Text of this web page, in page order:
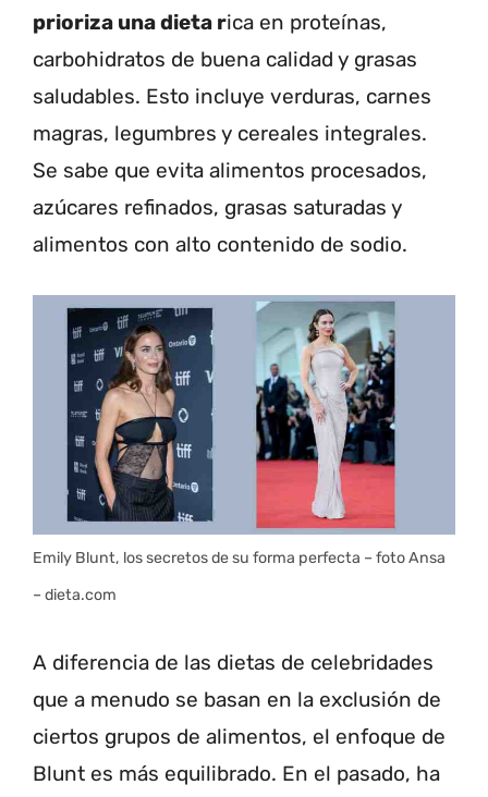
prioriza una dieta rica en proteínas,
carbohidratos de buena calidad y grasas
saludables. Esto incluye verduras, carnes
magras, legumbres y cereales integrales.
Se sabe que evita alimentos procesados,
azúcares refinados, grasas saturadas y
alimentos con alto contenido de sodio.
Emily Blunt, los secretos de su forma perfecta – foto Ansa
– dieta.com
A diferencia de las dietas de celebridades
que a menudo se basan en la exclusión de
ciertos grupos de alimentos, el enfoque de
Blunt es más equilibrado. En el pasado, ha